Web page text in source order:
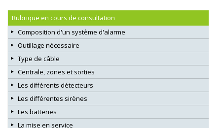
Rubrique en cours de consultation
Composition d'un système d'alarme
Outillage nécessaire
Type de câble
Centrale, zones et sorties
Les différents détecteurs
Les différentes sirènes
Les batteries
La mise en service